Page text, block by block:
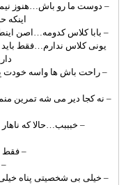
– دوست ما رو باش…هنوز
اینکه
– بابا کلاس کدومه…اصن
یونی کلاس ندارم…فقط
– راحت باش ها واسه خودت
– نه کجا دیر می شه تمرین
– خبببب…حالا که
– فقط
– خیلی بی شخصیتی پناه